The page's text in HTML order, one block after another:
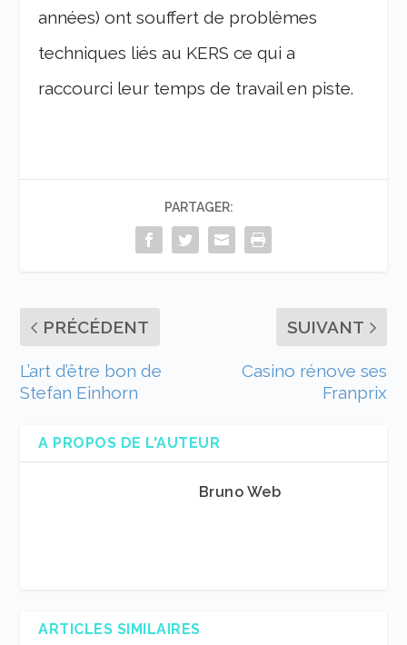
années) ont souffert de problèmes
techniques liés au KERS ce qui a
raccourci leur temps de travail en piste.
PARTAGER:
PRÉCÉDENT
L’art d’être bon de
Stefan Einhorn
SUIVANT
Casino rénove ses
Franprix
A PROPOS DE L'AUTEUR
Bruno Web
ARTICLES SIMILAIRES